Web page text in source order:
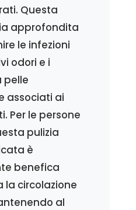
Questa
approfondita
le infezioni
odori e i
pelle
associati ai
Per le persone
pulizia
è
benefica
la circolazione
al